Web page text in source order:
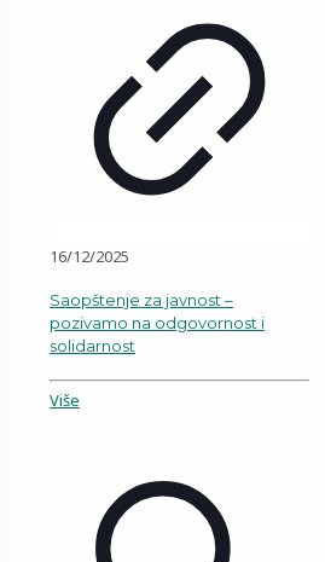
16/12/2025
Saopštenje za javnost –
pozivamo na odgovornost i
solidarnost
Više